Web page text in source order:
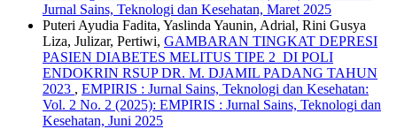
Jurnal Sains, Teknologi dan Kesehatan, Maret 2025
Puteri Ayudia Fadita, Yaslinda Yaunin, Adrial, Rini Gusya
Liza, Julizar, Pertiwi, GAMBARAN TINGKAT DEPRESI
PASIEN DIABETES MELITUS TIPE 2 DI POLI
ENDOKRIN RSUP DR. M. DJAMIL PADANG TAHUN
2023 , EMPIRIS : Jurnal Sains, Teknologi dan Kesehatan:
Vol. 2 No. 2 (2025): EMPIRIS : Jurnal Sains, Teknologi dan
Kesehatan, Juni 2025